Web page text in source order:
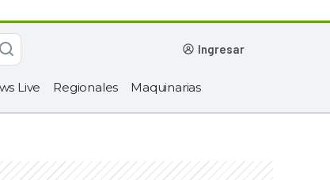
ingresar
Live Regionales Maquinarias